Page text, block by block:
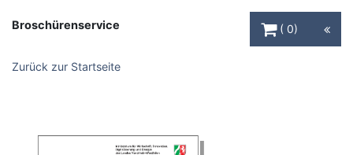
Broschürenservice
0
Zurück zur Startseite